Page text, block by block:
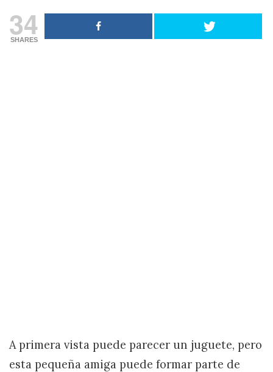
34
SHARES
A primera vista puede parecer un juguete, pero
esta pequeña amiga puede formar parte de